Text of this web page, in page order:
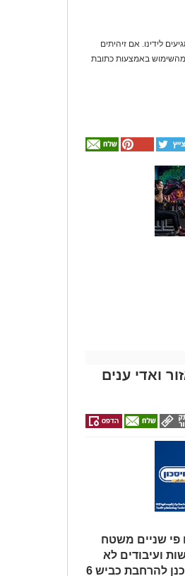
לידינו. אם זיהיתים
מהשימוש באמצעות כתובת
כ-6,000 דונם באזור ואדי ענים
פי שניים משטח
ועיבודים לא
מורשים בנגב. המהלך נועד גם להגן על התוואי המתוכנן להרחבת כביש 6